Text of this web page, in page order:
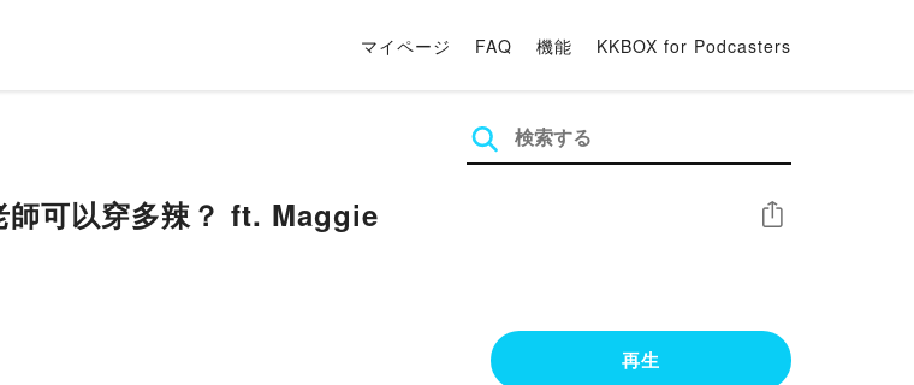
マイページ FAQ 機能 KKBOX for Podcasters
師可以穿多辣？ ft. Maggie シェア
再生